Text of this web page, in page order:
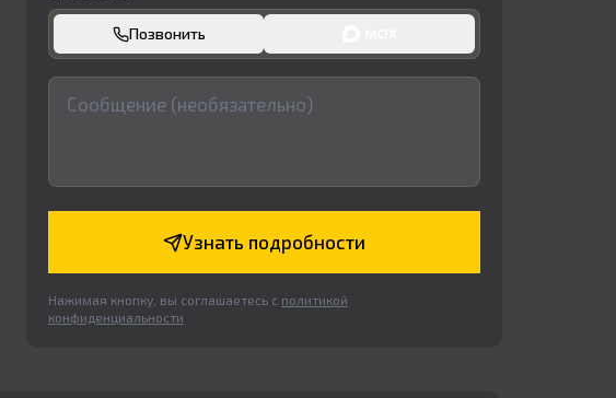
Позвонить
Узнать подробности
Нажимая кнопку, вы соглашаетесь с политикой
конфиденциальности